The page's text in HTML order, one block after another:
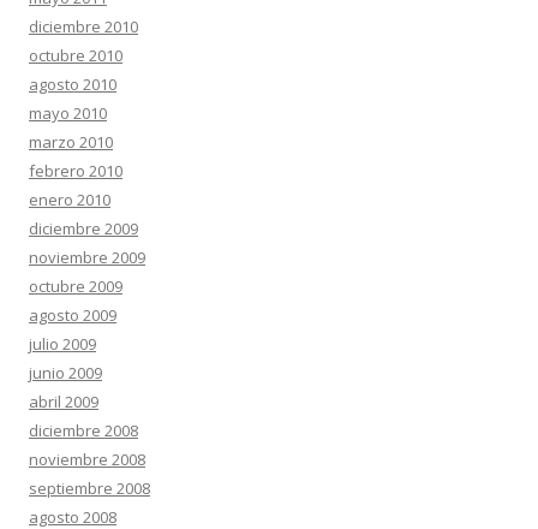
diciembre 2010
octubre 2010
agosto 2010
mayo 2010
marzo 2010
febrero 2010
enero 2010
diciembre 2009
noviembre 2009
octubre 2009
agosto 2009
julio 2009
junio 2009
abril 2009
diciembre 2008
noviembre 2008
septiembre 2008
agosto 2008